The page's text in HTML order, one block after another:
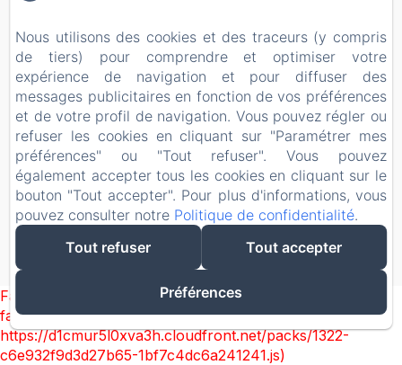
Contact
Politique de confidentialité
Informations légales
Informations sur les cookies
Créé par Amenitiz
Failed to load BookingEngine/index: Loading chunk 1322
failed. (missing:
https://d1cmur5l0xva3h.cloudfront.net/packs/1322-
c6e932f9d3d27b65-1bf7c4dc6a241241.js)
Nous utilisons des cookies et des traceurs (y compris
de tiers) pour comprendre et optimiser votre
expérience de navigation et pour diffuser des
messages publicitaires en fonction de vos préférences
et de votre profil de navigation. Vous pouvez régler ou
refuser les cookies en cliquant sur "Paramétrer mes
préférences" ou "Tout refuser". Vous pouvez
également accepter tous les cookies en cliquant sur le
bouton "Tout accepter". Pour plus d'informations, vous
pouvez consulter notre Politique de confidentialité.
Tout refuser
Tout accepter
Préférences